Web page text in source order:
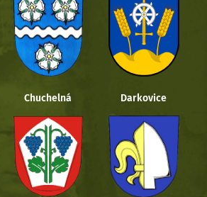
Chuchelná Darkovice